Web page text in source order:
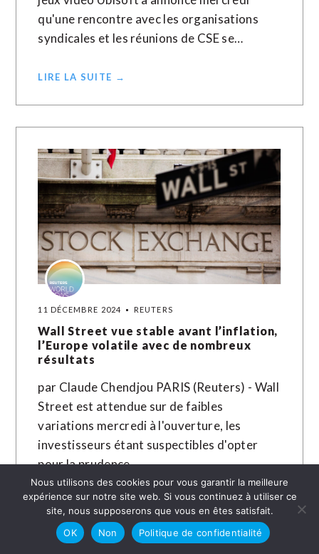
qu'une rencontre avec les organisations
syndicales et les réunions de CSE se…
LIRE LA SUITE →
11 DÉCEMBRE 2024 REUTERS
Wall Street vue stable avant l’inflation,
l’Europe volatile avec de nombreux
résultats
par Claude Chendjou PARIS (Reuters) - Wall
Street est attendue sur de faibles
variations mercredi à l'ouverture, les
investisseurs étant suspectibles d'opter
pour la prudence…
LIRE LA SUITE →
Nous utilisons des cookies pour vous garantir la meilleure
expérience sur notre site web. Si vous continuez à utiliser ce
site, nous supposerons que vous en êtes satisfait.
OK
Non Politique de confidentialité